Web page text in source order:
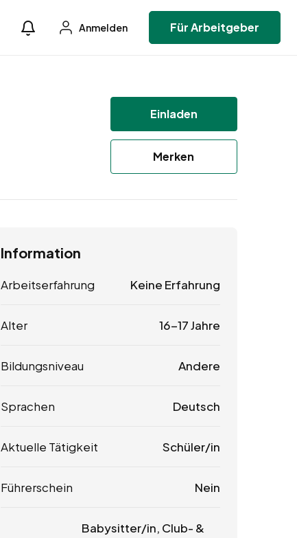
Anmelden Für Arbeitgeber
Einladen
Merken
Information
Arbeitserfahrung Keine Erfahrung
Alter 16-17 Jahre
Bildungsniveau Andere
Sprachen Deutsch
Aktuelle Tätigkeit Schüler/in
Führerschein Nein
Babysitter/in, Club- &